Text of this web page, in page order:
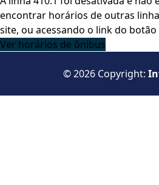
encontrar horários de outras
site, ou acessando o link do botão
Ver horários de ônibus
© 2026 Copyright: